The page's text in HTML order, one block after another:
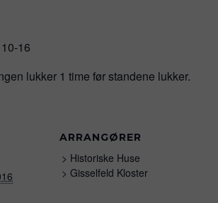
16
lukker 1 time før standene lukker.
ARRANGØRER
Historiske Huse
Gisselfeld Kloster